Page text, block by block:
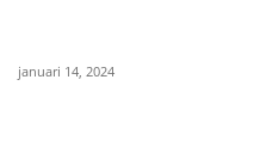
januari 14, 2024